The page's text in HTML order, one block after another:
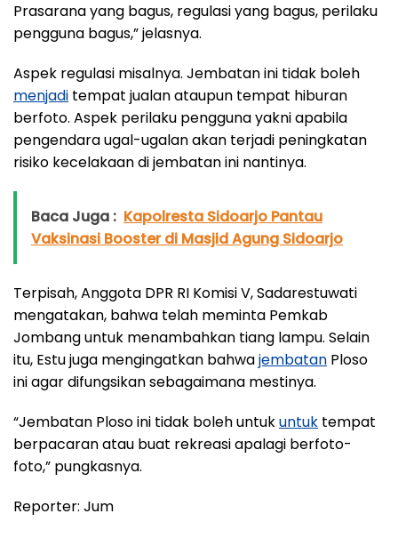
Prasarana yang bagus, regulasi yang bagus, perilaku
pengguna bagus,” jelasnya.
Aspek regulasi misalnya. Jembatan ini tidak boleh
menjadi tempat jualan ataupun tempat hiburan
berfoto. Aspek perilaku pengguna yakni apabila
pengendara ugal-ugalan akan terjadi peningkatan
risiko kecelakaan di jembatan ini nantinya.
Baca Juga : Kapolresta Sidoarjo Pantau
Vaksinasi Booster di Masjid Agung Sidoarjo
Terpisah, Anggota DPR RI Komisi V, Sadarestuwati
mengatakan, bahwa telah meminta Pemkab
Jombang untuk menambahkan tiang lampu. Selain
itu, Estu juga mengingatkan bahwajembatan Ploso
ini agar difungsikan sebagaimana mestinya.
“Jembatan Ploso ini tidak boleh untukuntuk tempat
berpacaran atau buat rekreasi apalagi berfoto-
foto,” pungkasnya.
Reporter: Jum